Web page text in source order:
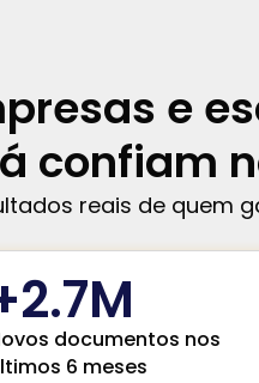
e
confiam
reais de quem
documentos nos
6 meses
2.7M